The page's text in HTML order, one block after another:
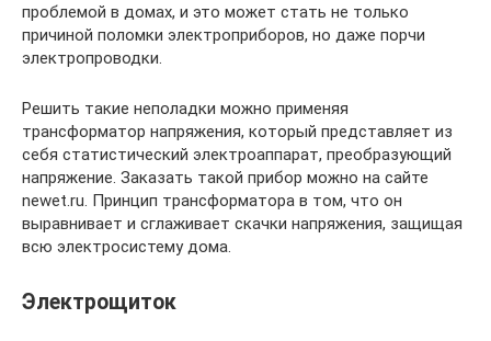
проблемой в домах, и это может стать не только
причиной поломки электроприборов, но даже порчи
электропроводки.
Решить такие неполадки можно применяя
трансформатор напряжения, который представляет из
себя статистический электроаппарат, преобразующий
напряжение. Заказать такой прибор можно на сайте
newet.ru. Принцип трансформатора в том, что он
выравнивает и сглаживает скачки напряжения, защищая
всю электросистему дома.
Электрощиток